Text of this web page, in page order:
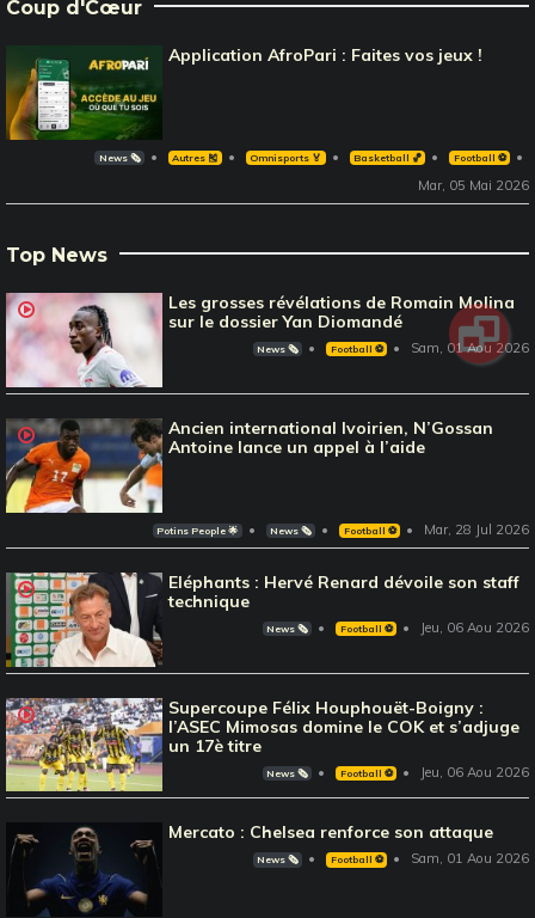
Coup d'Cœur
Application AfroPari : Faites vos jeux !
News 🗞️ Autres 🎽 Omnisports 🏅 Basketball 🏀 Football ⚽️
Mar, 05 Mai 2026
Top News
Les grosses révélations de Romain Molina
sur le dossier Yan Diomandé
News 🗞️ Football ⚽️ Sam, 01 Aou 2026
Ancien international Ivoirien, N’Gossan
Antoine lance un appel à l’aide
Potins People 🌟 News 🗞️ Football ⚽️ Mar, 28 Jul 2026
Eléphants : Hervé Renard dévoile son staff
technique
News 🗞️ Football ⚽️ Jeu, 06 Aou 2026
Supercoupe Félix Houphouët-Boigny :
l’ASEC Mimosas domine le COK et s’adjuge
un 17è titre
News 🗞️ Football ⚽️ Jeu, 06 Aou 2026
Mercato : Chelsea renforce son attaque
News 🗞️ Football ⚽️ Sam, 01 Aou 2026